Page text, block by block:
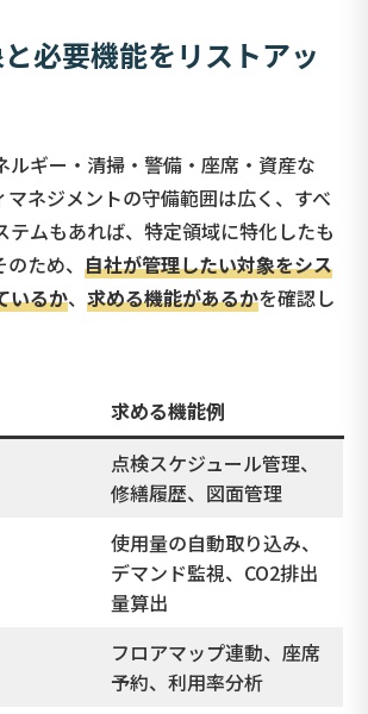
必要機能をリストアッ
ルギー・清掃・警備・座席・資産な
マネジメントの守備範囲は広く、すべ
テムもあれば、特定領域に特化したも
ため、 自社が管理したい対象をシス
いるか、 求める機能があるかを確認し
求める機能例
点検スケジュール管理、
修繕履歴、図面管理
使用量の自動取り込み、
デマンド監視、CO2排出
量算出
フロアマップ連動、座席
予約、利用率分析